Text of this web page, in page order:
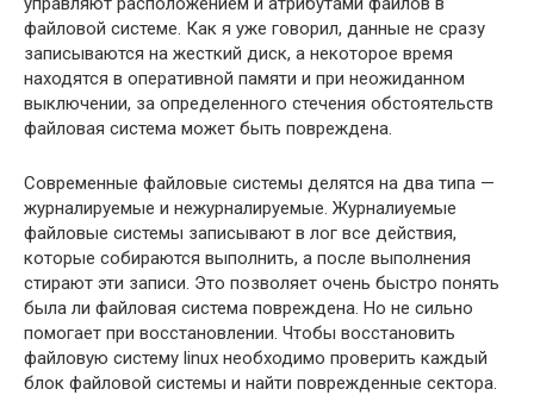
файловой системе. Как я уже говорил, данные не сразу
записываются на жесткий диск, а некоторое время
находятся в оперативной памяти и при неожиданном
выключении, за определенного стечения обстоятельств
файловая система может быть повреждена.
Современные файловые системы делятся на два типа —
журналируемые и нежурналируемые. Журналиуемые
файловые системы записывают в лог все действия,
которые собираются выполнить, а после выполнения
стирают эти записи. Это позволяет очень быстро понять
была ли файловая система повреждена. Но не сильно
помогает при восстановлении. Чтобы восстановить
файловую систему linux необходимо проверить каждый
блок файловой системы и найти поврежденные сектора.